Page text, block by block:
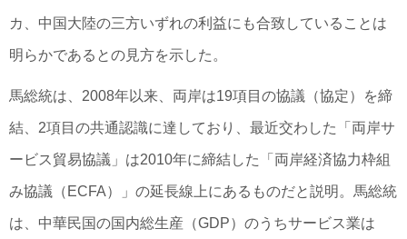
カ、中国大陸の三方いずれの利益にも合致していることは
明らかであるとの見方を示した。
馬総統は、2008年以来、両岸は19項目の協議（協定）を締
結、2項目の共通認識に達しており、最近交わした「両岸サ
ービス貿易協議」は2010年に締結した「両岸経済協力枠組
み協議（ECFA）」の延長線上にあるものだと説明。馬総統
は、中華民国の国内総生産（GDP）のうちサービス業は